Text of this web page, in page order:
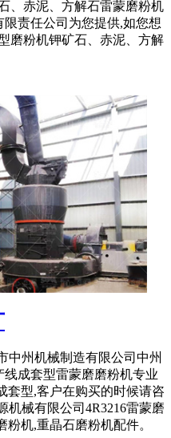
、赤泥、方解石雷蒙磨粉机
责任公司为您提供,如您想
磨粉机钾矿石、赤泥、方解
中州机械制造有限公司中州
成套型雷蒙磨磨粉机专业
套型,客户在购买的时候请咨
机械有限公司4R3216雷蒙磨
机,重晶石磨粉机配件。